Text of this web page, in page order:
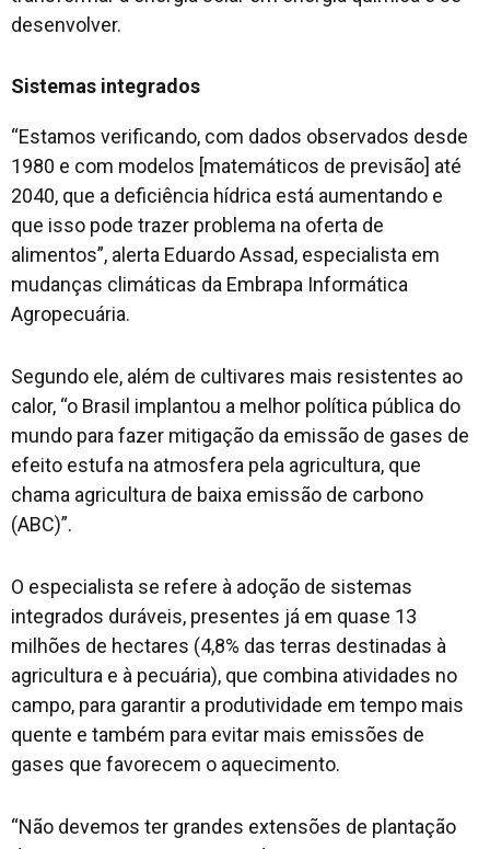
desenvolver.
Sistemas integrados
“Estamos verificando, com dados observados desde
1980 e com modelos [matemáticos de previsão] até
2040, que a deficiência hídrica está aumentando e
que isso pode trazer problema na oferta de
alimentos”, alerta Eduardo Assad, especialista em
mudanças climáticas da Embrapa Informática
Agropecuária.
Segundo ele, além de cultivares mais resistentes ao
calor, “o Brasil implantou a melhor política pública do
mundo para fazer mitigação da emissão de gases de
efeito estufa na atmosfera pela agricultura, que
chama agricultura de baixa emissão de carbono
(ABC)”.
O especialista se refere à adoção de sistemas
integrados duráveis, presentes já em quase 13
milhões de hectares (4,8% das terras destinadas à
agricultura e à pecuária), que combina atividades no
campo, para garantir a produtividade em tempo mais
quente e também para evitar mais emissões de
gases que favorecem o aquecimento.
“Não devemos ter grandes extensões de plantação